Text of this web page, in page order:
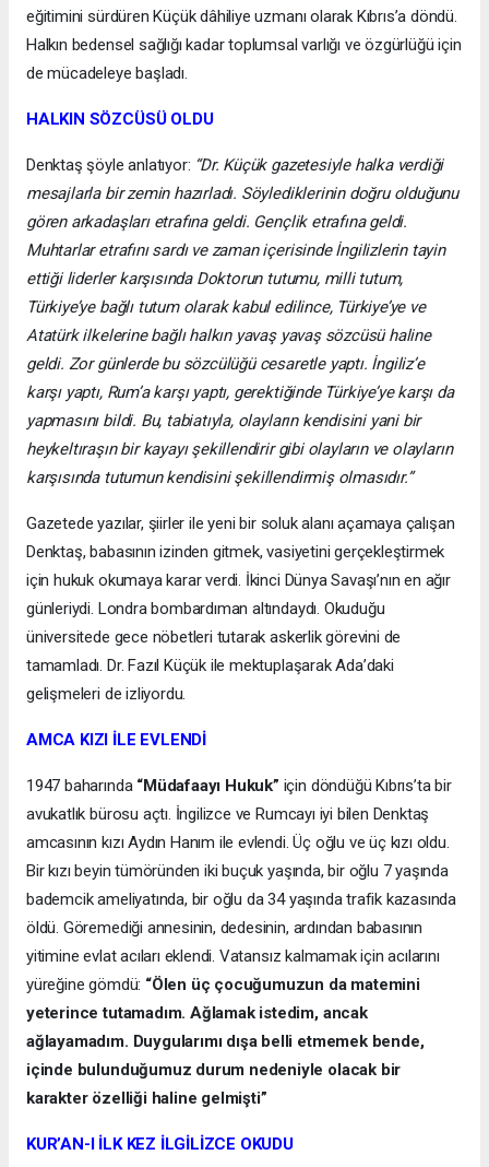
eğitimini sürdüren Küçük dâhiliye uzmanı olarak Kıbrıs’a döndü.
Halkın bedensel sağlığı kadar toplumsal varlığı ve özgürlüğü için
de mücadeleye başladı.
HALKIN SÖZCÜSÜ OLDU
Denktaş şöyle anlatıyor: “Dr. Küçük gazetesiyle halka verdiği
mesajlarla bir zemin hazırladı. Söylediklerinin doğru olduğunu
gören arkadaşları etrafına geldi. Gençlik etrafına geldi.
Muhtarlar etrafını sardı ve zaman içerisinde İngilizlerin tayin
ettiği liderler karşısında Doktorun tutumu, milli tutum,
Türkiye’ye bağlı tutum olarak kabul edilince, Türkiye’ye ve
Atatürk ilkelerine bağlı halkın yavaş yavaş sözcüsü haline
geldi. Zor günlerde bu sözcülüğü cesaretle yaptı. İngiliz’e
karşı yaptı, Rum’a karşı yaptı, gerektiğinde Türkiye’ye karşı da
yapmasını bildi. Bu, tabiatıyla, olayların kendisini yani bir
heykeltıraşın bir kayayı şekillendirir gibi olayların ve olayların
karşısında tutumun kendisini şekillendirmiş olmasıdır.”
Gazetede yazılar, şiirler ile yeni bir soluk alanı açamaya çalışan
Denktaş, babasının izinden gitmek, vasiyetini gerçekleştirmek
için hukuk okumaya karar verdi. İkinci Dünya Savaşı’nın en ağır
günleriydi. Londra bombardıman altındaydı. Okuduğu
üniversitede gece nöbetleri tutarak askerlik görevini de
tamamladı. Dr. Fazıl Küçük ile mektuplaşarak Ada’daki
gelişmeleri de izliyordu.
AMCA KIZI İLE EVLENDİ
1947 baharında “Müdafaayı Hukuk” için döndüğü Kıbrıs’ta bir
avukatlık bürosu açtı. İngilizce ve Rumcayı iyi bilen Denktaş
amcasının kızı Aydın Hanım ile evlendi. Üç oğlu ve üç kızı oldu.
Bir kızı beyin tümöründen iki buçuk yaşında, bir oğlu 7 yaşında
bademcik ameliyatında, bir oğlu da 34 yaşında trafik kazasında
öldü. Göremediği annesinin, dedesinin, ardından babasının
yitimine evlat acıları eklendi. Vatansız kalmamak için acılarını
yüreğine gömdü: “Ölen üç çocuğumuzun da matemini
yeterince tutamadım. Ağlamak istedim, ancak
ağlayamadım. Duygularımı dışa belli etmemek bende,
içinde bulunduğumuz durum nedeniyle olacak bir
karakter özelliği haline gelmişti”
KUR’AN-I İLK KEZ İLGİLİZCE OKUDU